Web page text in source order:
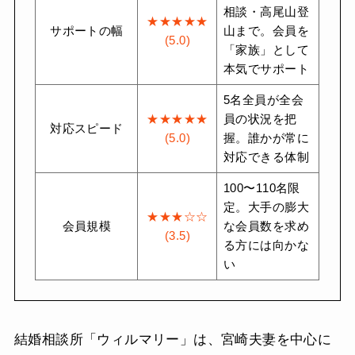
サポートの幅
★★★★★
(5.0)
相談・高尾山登
山まで。会員を
「家族」として
本気でサポート
対応スピード
★★★★★
(5.0)
5名全員が全会
員の状況を把
握。誰かが常に
対応できる体制
会員規模
★★★☆☆
(3.5)
100〜110名限
定。大手の膨大
な会員数を求め
る方には向かな
い
結婚相談所「ウィルマリー」は、宮崎夫妻を中心に